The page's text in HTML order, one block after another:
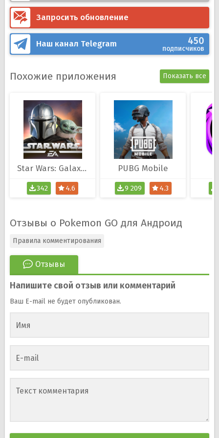
Запросить обновление
Наш канал Telegram 450
подписчиков
Похожие приложения Показать все
Star Wars: Galaxy of Heroes
342 4.6
PUBG Mobile
9 209 4.3
Отзывы о Pokemon GO для Андроид
Отзывы
Правила комментирования
Напишите свой отзыв или комментарий
Ваш E-mail не будет опубликован.
Имя
E-mail
Текст комментария